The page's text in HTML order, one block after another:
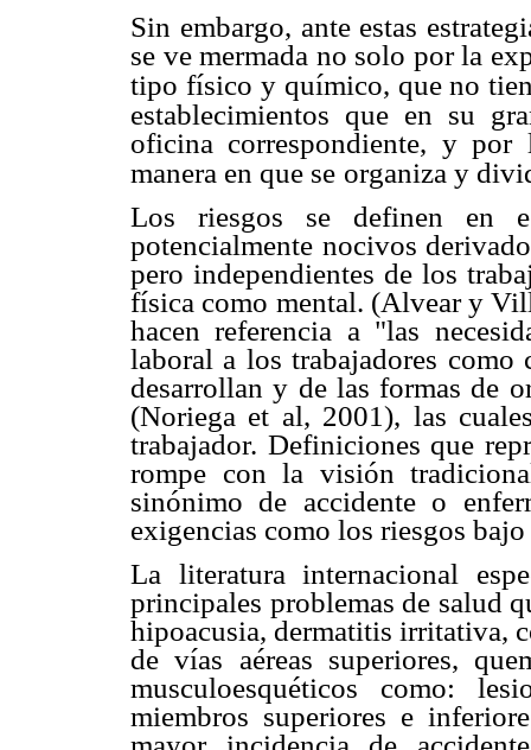
Sin embargo, ante estas
se ve mermada no solo por la
tipo físico y químico, que no
establecimientos que en su
oficina correspondiente, y
manera en que se organiza y
Los riesgos se definen en
potencialmente nocivos
pero independientes de los
física como mental. (Alvear y
hacen referencia a "las
laboral a los trabajadores como
desarrollan y de las formas de
(Noriega et al, 2001), las
trabajador. Definiciones que
rompe con la visión
sinónimo de accidente o
exigencias como los riesgos
La literatura internacional
principales problemas de salud
hipoacusia, dermatitis irritativa,
de vías aéreas superiores,
musculoesquéticos como:
miembros superiores e